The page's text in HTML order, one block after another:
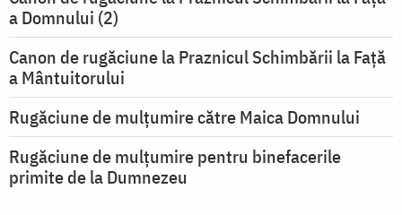
a Domnului (2)
Canon de rugăciune la Praznicul Schimbării la Față
a Mântuitorului
Rugăciune de mulţumire către Maica Domnului
Rugăciune de mulțumire pentru binefacerile
primite de la Dumnezeu